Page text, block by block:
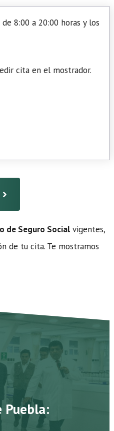
8:00 a 20:00 horas y los
cita en el mostrador.
de Seguro Social vigentes,
de tu cita. Te mostramos
Puebla: